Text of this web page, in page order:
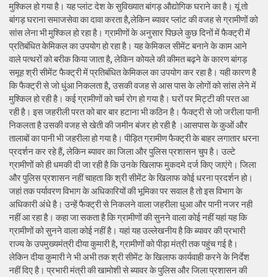
मुश्किल हो गया है। यह प्लांट देश के सुविख्यात बांगड़ औद्योगिक घराने का है। यूं तो
बांगड़ घराना समाजसेवा का दावा करता है,लेकिन ब्यावर प्लांट की वजह से ग्रामीणों को
सांस लेना भी मुश्किल हो रहा है। ग्रामीणों के अनुसार पिछले कुछ दिनों में फैक्ट्री में
प्रतिबंधित केमिकल का उपयोग हो रहा है। यह केमिकल सीमेंट बनाने के काम आने
वाले पत्थरों को बरीक किया जाता है, लेकिन कोयले की कीमत बढ़ने के कारण बांगड़
समूह श्री सीमेंट फैक्ट्री में प्रतिबंधित केमिकल का उपयोग कर रहा है। यही कारण है
कि फैक्ट्री से जो धुंआ निकलता है, उसकी वजह से आस पास के लोगों को सांस लेने में
मुश्किल हो रही है। कई ग्रामीणों को चर्म रोग हो गया है। घरों पर मिट्टी की परत आ
रही है। इस जहरीली परत को बार बार हटाना भी कठिन है। फैक्ट्री से जो जरीला पानी
निकलता है उसकी वजह से खेती की जमीन बंजर हो रही है ।आसपास के कुओं और
तालाबों का पानी भी जहरीला हो गया है। पीड़ित ग्रामीण फैक्ट्री के बाहर लगातार धरना
प्रदर्शन कर रहे हैं, लेकिन ब्यावर का जिला और पुलिस प्रशासन चुप है। उल्टे
ग्रामीणों को ही धमकी दी जा रही है कि उनके खिलाफ मुकदमे दर्ज किए जाएंगे। जिला
और पुलिस प्रशासन नहीं चाहता कि श्री सीमेंट के खिलाफ कोई धरना प्रदर्शन हो।
जहां तक पर्यावरण विभाग के अधिकारियों की भूमिका पर सवाल है तो इस विभाग के
अधिकारी अंधे है। उन्हें फैक्ट्री से निकलने वाला जहरीला धुआ और पानी नजर नही
नहीं आ रहा है। कहा जा सकता है कि ग्रामीणों की सुनने वाला कोई नहीं यहां यह कि
ग्रामीणों को सुनने वाला कोई नहीं है। यहां यह उल्लेखनीय है कि ब्यावर की प्रभारी
राज्य के उपमुख्यमंत्री दीया कुमारी है, ग्रामीणों को पीड़ा मंत्री तक पहुंच गई है।
लेकिन दीया कुमारी ने भी अभी तक श्री सीमेंट के खिलाफ कार्यवाही करने के निर्देश
नहीं दिए है। प्रभारी मंत्री की खामोशी से ब्यावर के पुलिस और जिला प्रशासन की